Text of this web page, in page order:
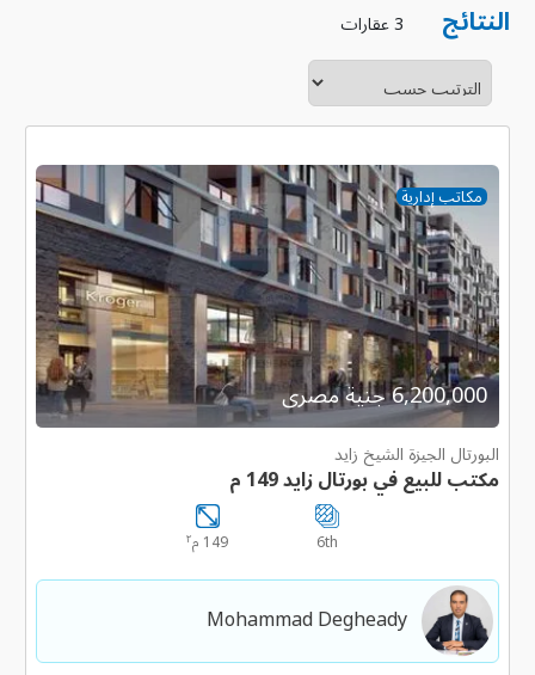
النتائج
3 عقارات
مكاتب إدارية
6,200,000 جنية مصرى
البورتال الجيزة الشيخ زايد
مكتب للبيع في بورتال زايد 149 م
6th 149 م ٢
Mohammad Degheady